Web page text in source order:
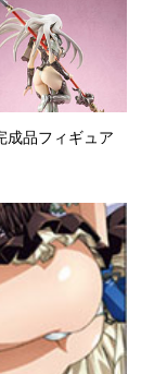
品フィギュア